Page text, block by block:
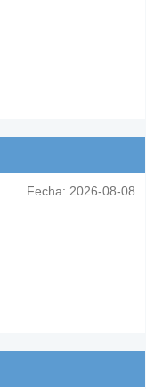
Fecha: 2026-08-08